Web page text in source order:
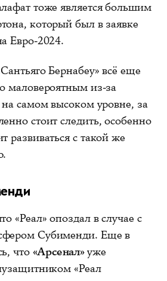
тоже является большим
который был в заявке
Евро-2024.
Бернабеу» всё еще
маловероятным из-за
на самом высоком уровне, за
стоит следить, особенно
развиваться с такой же
«Реал» опоздал в случае с
Субименди. Еще в
что «Арсенал»уже
«Реал